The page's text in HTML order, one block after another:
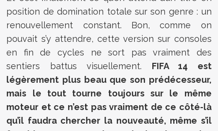
position de domination totale sur son genre : un
renouvellement constant. Bon, comme on
pouvait s’y attendre, cette version sur consoles
en fin de cycles ne sort pas vraiment des
sentiers battus visuellement. FIFA 14 est
légèrement plus beau que son prédécesseur,
mais le tout tourne toujours sur le même
moteur et ce n’est pas vraiment de ce côté-là
qu’il faudra chercher la nouveauté, même s’il